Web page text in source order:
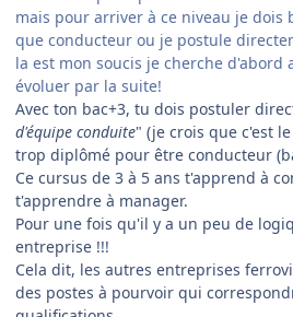
mais pour arriver à ce niveau je dois
que conducteur ou je postule
la est mon soucis je cherche
évoluer par la suite!
Avec ton bac+3, tu dois postuler
d'équipe conduite" (je crois que c'est
trop diplômé pour être conducteur
Ce cursus de 3 à 5 ans t'apprend à
t'apprendre à manager.
Pour une fois qu'il y a un peu de
entreprise !!!
Cela dit, les autres entreprises
des postes à pourvoir qui